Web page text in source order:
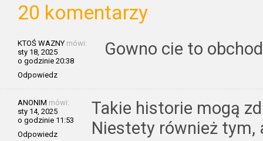
20 komentarzy
KTOŚ WAZNY mówi:
sty 18, 2025
o godzinie 20:38
Odpowiedz
Gowno cie to
ANONIM mówi:
sty 14, 2025
o godzinie 11:53
Odpowiedz
Takie historie mogą
Niestety również tym,